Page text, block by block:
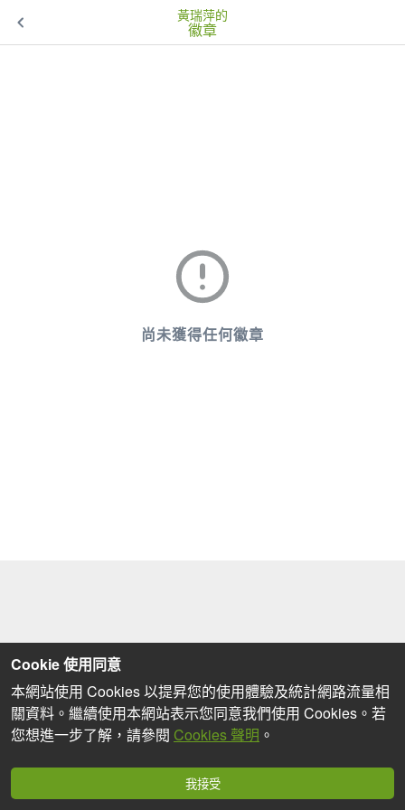
黃瑞萍的
徽章
尚未獲得任何徽章
Cookie 使用同意
本網站使用 Cookies 以提昇您的使用體驗及統計網路流量相
關資料。繼續使用本網站表示您同意我們使用 Cookies。若
您想進一步了解，請參閱 Cookies 聲明 。
我接受